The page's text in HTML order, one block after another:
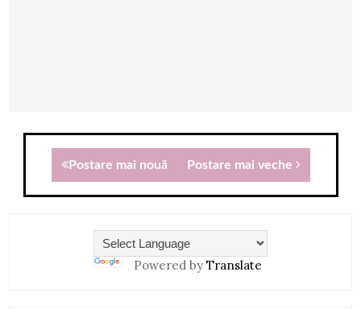
Postare mai nouă Postare mai veche
Powered by Translate